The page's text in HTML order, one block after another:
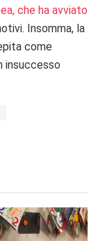
che ha avviato
Insomma, la
come
insuccesso